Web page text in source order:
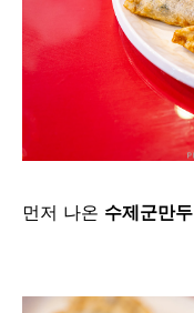
먼저 나온 수제군만두